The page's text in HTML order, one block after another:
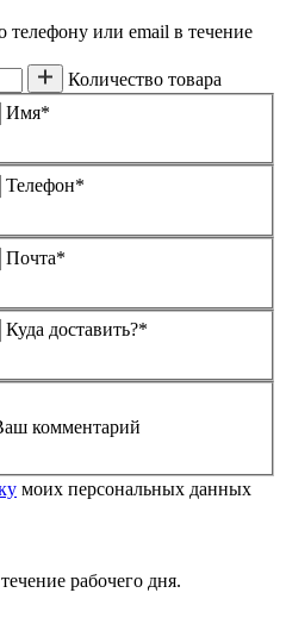
или email в течение
Количество товара
Имя*
Телефон*
Почта*
Куда доставить?*
комментарий
моих персональных данных
рабочего дня.